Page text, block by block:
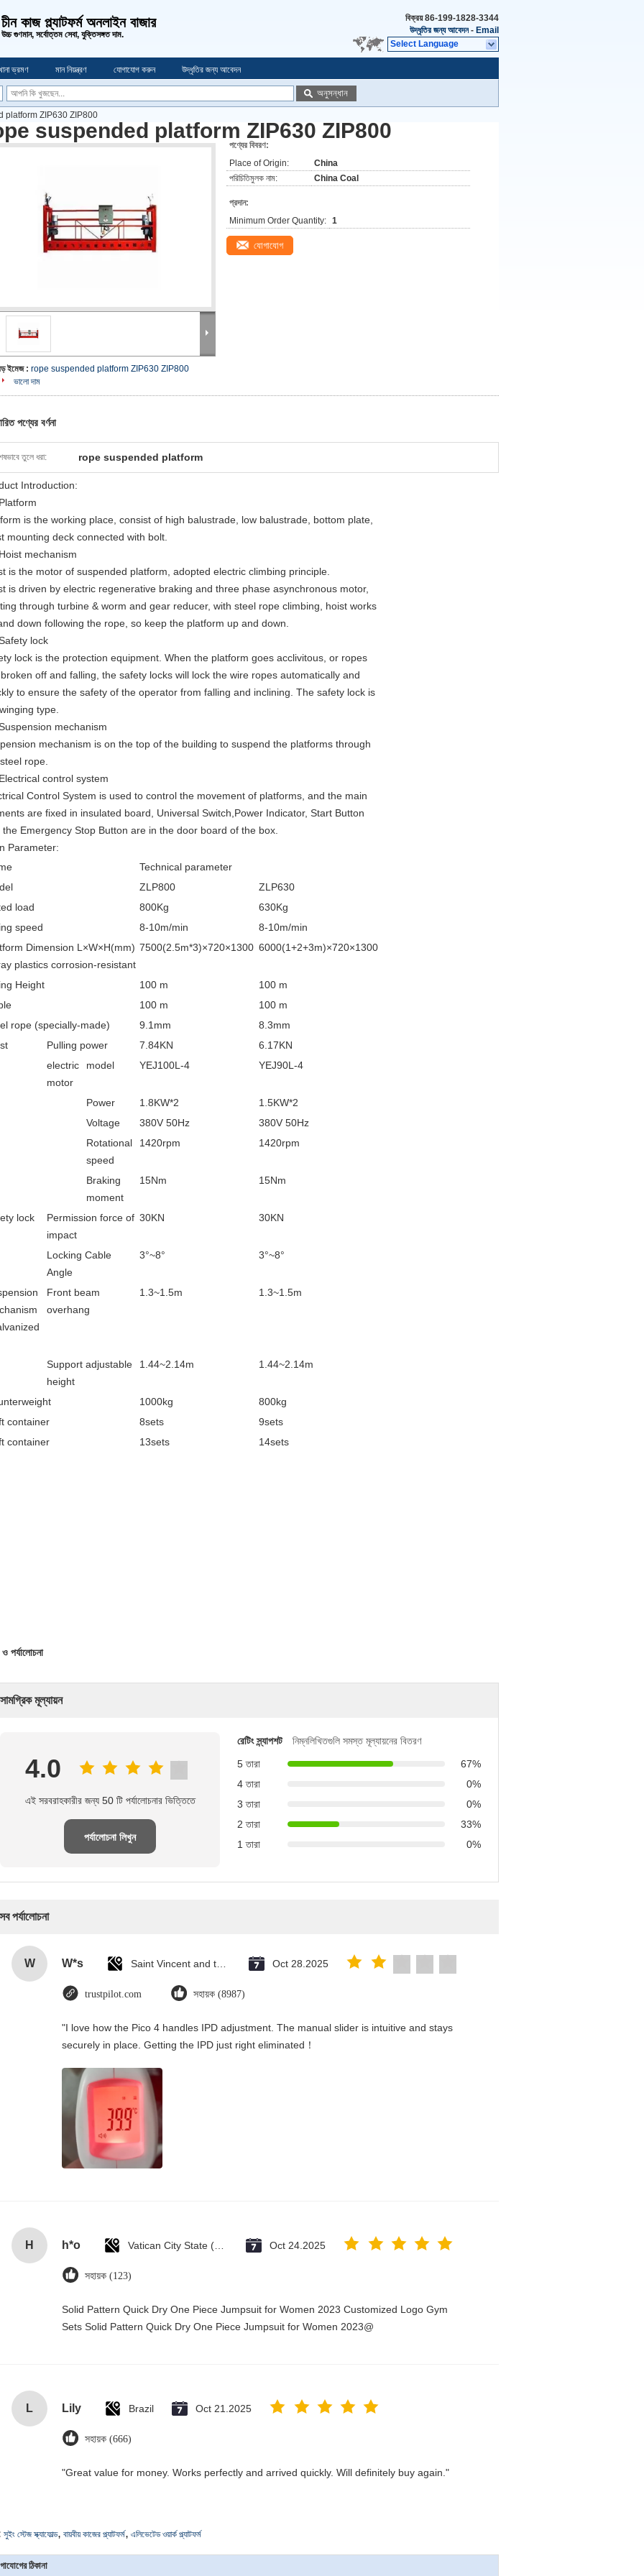
চীন কাজ প্ল্যাটফর্ম অনলাইন বাজার
উচ্চ গুণমান, সর্বোত্তম সেবা, যুক্তিসঙ্গত দাম.
বিক্রয়86-199-1828-3344
উদ্ধৃতির জন্য আবেদন - Email
Select Language
ভ্রমণ মান নিয়ন্ত্রণ যোগাযোগ করুন উদ্ধৃতির জন্য আবেদন
অনুসন্ধান
platform ZIP630 ZIP800
suspended platform ZIP630 ZIP800
ইমেজ : rope suspended platform ZIP630 ZIP800
ভালো দাম
পণ্যের বিবরণ:
Place of Origin:
China
পরিচিতিমুলক নাম:
China Coal
প্রদান:
Minimum Order Quantity: 1
যোগাযোগ
পণ্যের বর্ণনা
তুলে ধরা: rope suspended platform
Introduction:
is the working place, consist of high balustrade, low balustrade, bottom plate,
mounting deck connected with bolt.
mechanism
is the motor of suspended platform, adopted electric climbing principle.
is driven by electric regenerative braking and three phase asynchronous motor,
through turbine & worm and gear reducer, with steel rope climbing, hoist works
down following the rope, so keep the platform up and down.
lock
lock is the protection equipment. When the platform goes acclivitous, or ropes
off and falling, the safety locks will lock the wire ropes automatically and
to ensure the safety of the operator from falling and inclining. The safety lock is
type.
mechanism
mechanism is on the top of the building to suspend the platforms through
rope.
control system
Control System is used to control the movement of platforms, and the main
are fixed in insulated board, Universal Switch,Power Indicator, Start Button
the Emergency Stop Button are in the door board of the box.
Parameter:
Technical parameter
ZLP800
ZLP630
load
800Kg
630Kg
speed
8-10m/min
8-10m/min
Dimension L×W×H(mm)
plastics corrosion-resistant
7500(2.5m*3)×720×1300 6000(1+2+3m)×720×1300
Height 100 m
100 m
100 m
100 m
rope (specially-made)
9.1mm
8.3mm
Pulling power 7.84KN
6.17KN
electric
motor
model YEJ100L-4 YEJ90L-4
Power 1.8KW*2
1.5KW*2
Voltage
380V 50Hz
380V 50Hz
Rotational
speed
1420rpm 1420rpm
Braking
moment
15Nm 15Nm
lock
Permission force of
impact
30KN 30KN
Locking Cable
Angle
3°~8° 3°~8°
Front beam
overhang
1.3~1.5m 1.3~1.5m
Support adjustable
height
1.44~2.14m 1.44~2.14m
1000kg
800kg
container
8sets
9sets
container
13sets 14sets
ও পর্যালোচনা
সামগ্রিক মূল্যায়ন
4.0
এই সরবরাহকারীর জন্য 50 টি পর্যালোচনার ভিত্তিতে
পর্যালোচনা লিখুন
রেটিং স্ন্যাপশট
নিম্নলিখিতগুলি সমস্ত মূল্যায়নের বিতরণ
5 তারা
67%
4 তারা
0%
3 তারা
0%
2 তারা
33%
1 তারা
0%
সব পর্যালোচনা
W W*s Oct 28.2025
trustpilot.com সহায়ক (8987)
"I love how the Pico 4 handles IPD adjustment. The manual slider is intuitive and stays
securely in place. Getting the IPD just right eliminated！
H h*o Oct 24.2025
সহায়ক (123)
Solid Pattern Quick Dry One Piece Jumpsuit for Women 2023 Customized Logo Gym
Sets Solid Pattern Quick Dry One Piece Jumpsuit for Women 2023@
L Lily Brazil Oct 21.2025
সহায়ক (666)
"Great value for money. Works perfectly and arrived quickly. Will definitely buy again."
সুইং স্টেজ স্ক্যাফোল্ড, বায়বীয় কাজের প্ল্যাটফর্ম, এলিভেটেড ওয়ার্ক প্ল্যাটফর্ম
ঠিকানা